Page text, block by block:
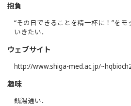
抱負
“その日できることを精一杯に！”を
いきたい．
ウェブサイト
http://www.shiga-med.ac.jp/
趣味
銭湯通い．